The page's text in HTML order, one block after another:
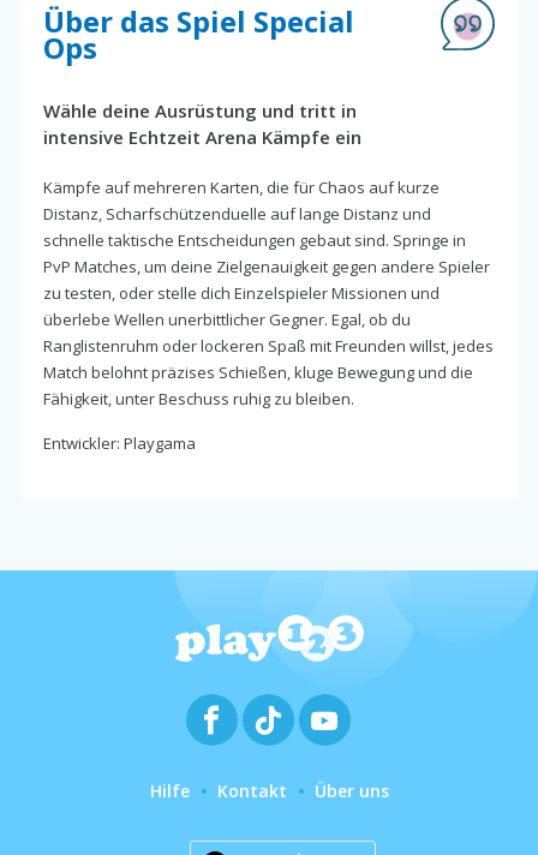
Über das Spiel Special
Ops
Wähle deine Ausrüstung und tritt in
intensive Echtzeit Arena Kämpfe ein
Kämpfe auf mehreren Karten, die für Chaos auf kurze
Distanz, Scharfschützenduelle auf lange Distanz und
schnelle taktische Entscheidungen gebaut sind. Springe in
PvP Matches, um deine Zielgenauigkeit gegen andere Spieler
zu testen, oder stelle dich Einzelspieler Missionen und
überlebe Wellen unerbittlicher Gegner. Egal, ob du
Ranglistenruhm oder lockeren Spaß mit Freunden willst, jedes
Match belohnt präzises Schießen, kluge Bewegung und die
Fähigkeit, unter Beschuss ruhig zu bleiben.
Entwickler: Playgama
Hilfe Kontakt Über uns